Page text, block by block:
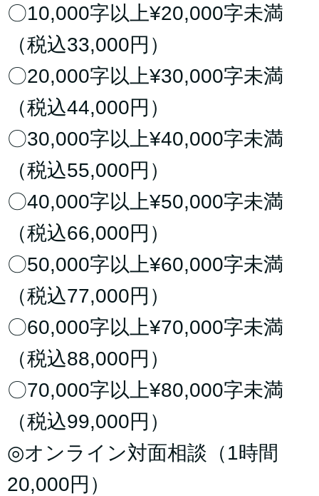
〇10,000字以上¥20,000字未満
（税込33,000円）
〇20,000字以上¥30,000字未満
（税込44,000円）
〇30,000字以上¥40,000字未満
（税込55,000円）
〇40,000字以上¥50,000字未満
（税込66,000円）
〇50,000字以上¥60,000字未満
（税込77,000円）
〇60,000字以上¥70,000字未満
（税込88,000円）
〇70,000字以上¥80,000字未満
（税込99,000円）
◎オンライン対面相談（1時間
20,000円）